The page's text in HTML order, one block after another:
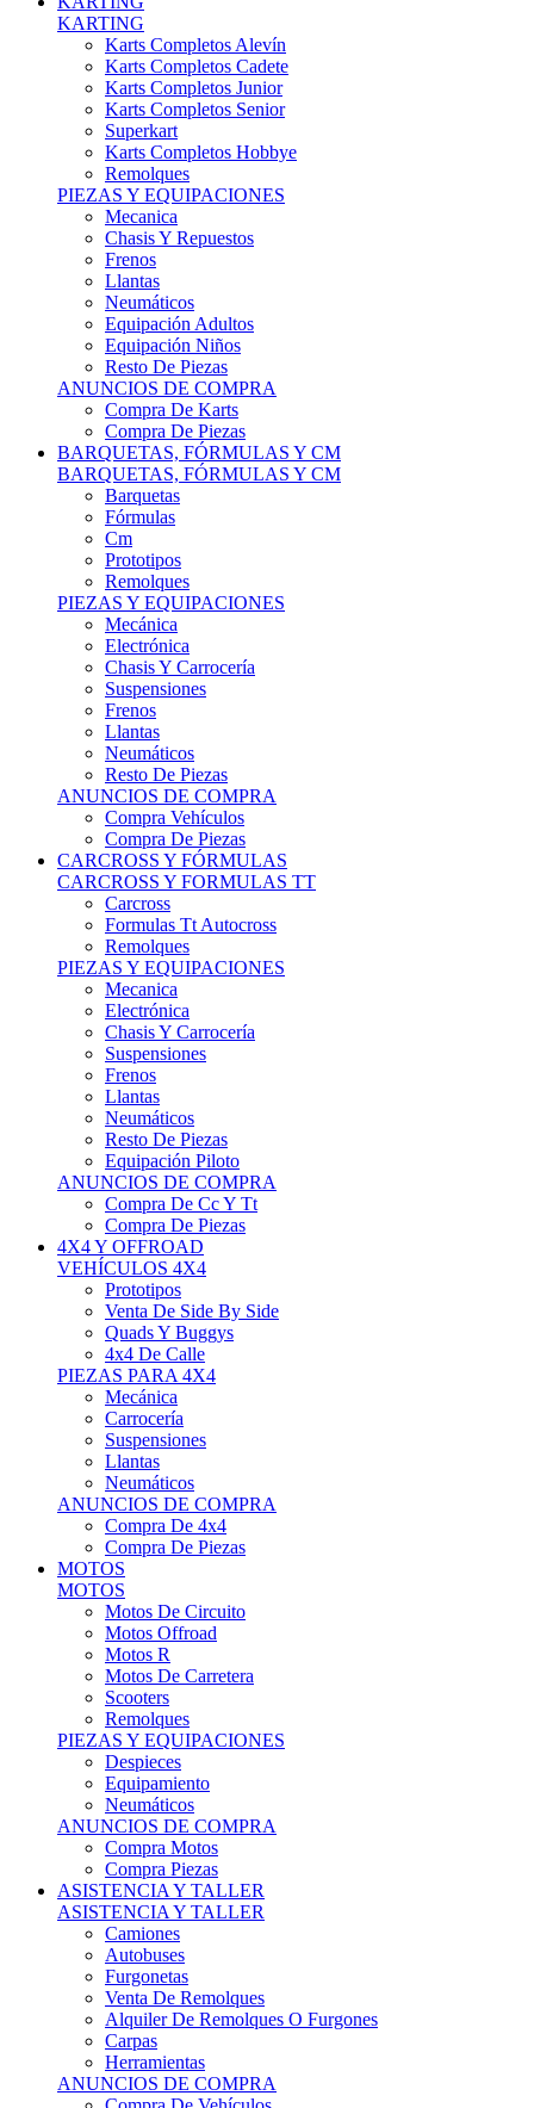
Karts Completos Alevín
Karts Completos Cadete
Karts Completos Junior
Karts Completos Senior
Superkart
Karts Completos Hobbye
Remolques
PIEZAS Y EQUIPACIONES
Mecanica
Chasis Y Repuestos
Frenos
Llantas
Neumáticos
Equipación Adultos
Equipación Niños
Resto De Piezas
ANUNCIOS DE COMPRA
Compra De Karts
Compra De Piezas
BARQUETAS, FÓRMULAS Y CM
BARQUETAS, FÓRMULAS Y CM
Barquetas
Fórmulas
Cm
Prototipos
Remolques
PIEZAS Y EQUIPACIONES
Mecánica
Electrónica
Chasis Y Carrocería
Suspensiones
Frenos
Llantas
Neumáticos
Resto De Piezas
ANUNCIOS DE COMPRA
Compra Vehículos
Compra De Piezas
CARCROSS Y FÓRMULAS
CARCROSS Y FORMULAS TT
Carcross
Formulas Tt Autocross
Remolques
PIEZAS Y EQUIPACIONES
Mecanica
Electrónica
Chasis Y Carrocería
Suspensiones
Frenos
Llantas
Neumáticos
Resto De Piezas
Equipación Piloto
ANUNCIOS DE COMPRA
Compra De Cc Y Tt
Compra De Piezas
4X4 Y OFFROAD
VEHÍCULOS 4X4
Prototipos
Venta De Side By Side
Quads Y Buggys
4x4 De Calle
PIEZAS PARA 4X4
Mecánica
Carrocería
Suspensiones
Llantas
Neumáticos
ANUNCIOS DE COMPRA
Compra De 4x4
Compra De Piezas
MOTOS
MOTOS
Motos De Circuito
Motos Offroad
Motos R
Motos De Carretera
Scooters
Remolques
PIEZAS Y EQUIPACIONES
Despieces
Equipamiento
Neumáticos
ANUNCIOS DE COMPRA
Compra Motos
Compra Piezas
ASISTENCIA Y TALLER
ASISTENCIA Y TALLER
Camiones
Autobuses
Furgonetas
Venta De Remolques
Alquiler De Remolques O Furgones
Carpas
Herramientas
ANUNCIOS DE COMPRA
Compra De Vehículos
Compra De Herramientas